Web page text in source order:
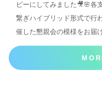
ビーにしてみました🎥🌸各
繋ぎハイブリッド形式で行
催した懇親会の模様をお届
ださいね＾＾